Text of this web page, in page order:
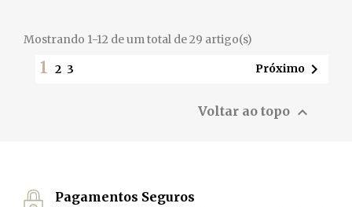
Mostrando 1-12 de um total de 29 artigo(s)
1 2 3 Próximo 
Voltar ao topo 
Pagamentos Seguros